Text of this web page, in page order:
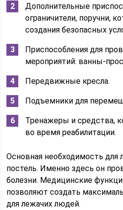
Дополнительные
ограничители, поручни,
создания безопасных
Приспособления для
мероприятий: ванны-
Передвижные кресла.
Подъемники для
Тренажеры и средства,
во время реабилитации.
Основная необходимость для
постель. Именно здесь он
болезни. Медицинские
позволяют создать
для лежачих людей.